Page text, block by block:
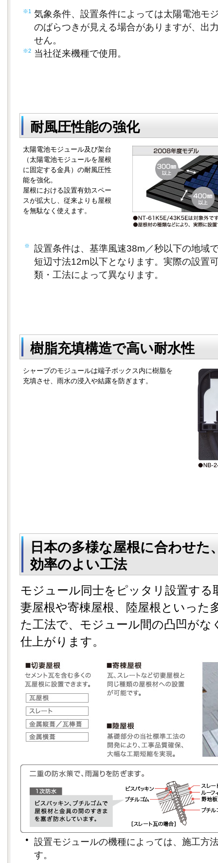
※1
気象条件、設置条件によっては太陽電池モ
のばらつきが見える場合がありますが、出
せん。
※2 当社従来機種で使用。
耐風圧性能の強化
太陽電池モジュール及び架台
（太陽電池モジュールを屋根
に固定する金具）の耐風圧性
能を強化。
屋根における設置有効スペー
スが拡大し、従来よりも屋根
を無駄なく使えます。
※
設置条件は、基準風速38m／秒以下の地域
短辺寸法12m以下となります。実際の設置
類・工法によって異なります。
樹脂充填構造で高い耐水性
シャープのモジュールは端子ボックス内に樹脂を
充填させ、雨水の浸入や結露を防ぎます。
日本の多様な屋根に合わせた
効率のよい工法
モジュール同士をピッタリ設置する
妻屋根や寄棟屋根、陸屋根といった
た工法で、モジュール間の凸凹がな
仕上がります。
●
設置モジュールの機種によっては、施工方
す。